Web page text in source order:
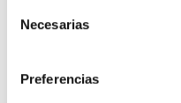
Necesarias
Preferencias
9,49€
Comprar